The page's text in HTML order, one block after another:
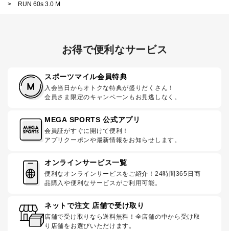
>
RUN 60s 3.0 M
お得で便利なサービス
スポーツマイル会員特典
入会当日からオトクな特典が盛りだくさん！
会員さま限定のキャンペーンもお見逃しなく。
MEGA SPORTS 公式アプリ
会員証がすぐに開けて便利！
アプリクーポンや最新情報をお知らせします。
オンラインサービス一覧
便利なオンラインサービスをご紹介！24時間365日商
品購入や便利なサービスがご利用可能。
ネットで注文 店舗で受け取り
店舗で受け取りなら送料無料！全店舗の中から受け取
り店舗をお選びいただけます。